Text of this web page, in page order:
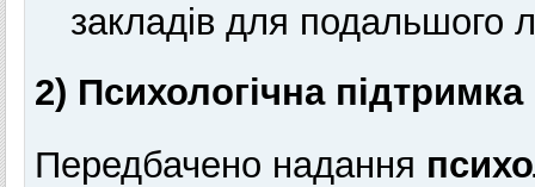
закладів для подальшого
2) Психологічна підтримка
Передбачено надання